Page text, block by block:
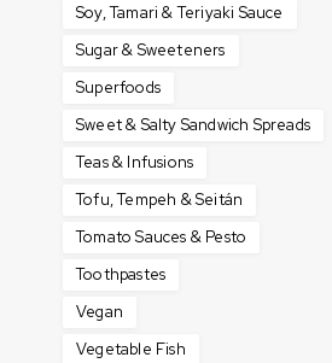
Soy, Tamari & Teriyaki Sauce
Sugar & Sweeteners
Superfoods
Sweet & Salty Sandwich Spreads
Teas & Infusions
Tofu, Tempeh & Seitán
Tomato Sauces & Pesto
Toothpastes
Vegan
Vegetable Fish